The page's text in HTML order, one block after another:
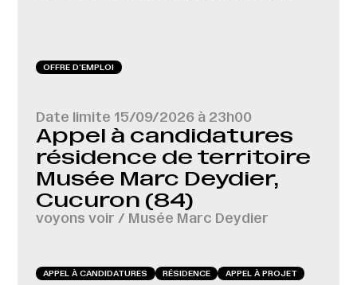
OFFRE D‘EMPLOI
Date limite 15/09/2026 à 23h00
Appel à candidatures
résidence de territoire
Musée Marc Deydier,
Cucuron (84)
voyons voir / Musée Marc Deydier
APPEL À CANDIDATURES RÉSIDENCE APPEL À PROJET